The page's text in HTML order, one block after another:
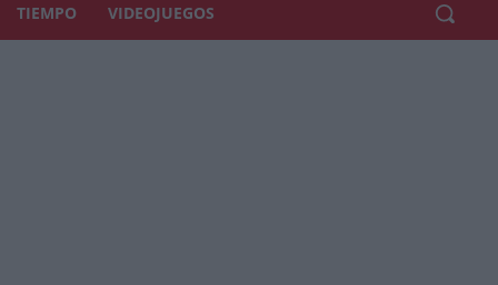
TIEMPO VIDEOJUEGOS